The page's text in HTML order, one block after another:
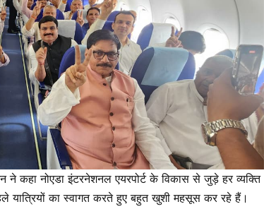
ने कहा नोएडा इंटरनेशनल एयरपोर्ट के विकास से जुड़े हर व्यक्ति
का स्वागत करते हुए बहुत खुशी महसूस कर रहे हैं।